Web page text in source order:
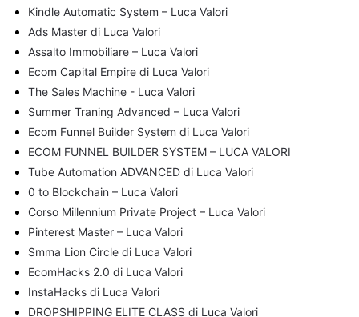
Kindle Automatic System – Luca Valori
Ads Master di Luca Valori
Assalto Immobiliare – Luca Valori
Ecom Capital Empire di Luca Valori
The Sales Machine - Luca Valori
Summer Traning Advanced – Luca Valori
Ecom Funnel Builder System di Luca Valori
ECOM FUNNEL BUILDER SYSTEM – LUCA VALORI
Tube Automation ADVANCED di Luca Valori
0 to Blockchain – Luca Valori
Corso Millennium Private Project – Luca Valori
Pinterest Master – Luca Valori
Smma Lion Circle di Luca Valori
EcomHacks 2.0 di Luca Valori
InstaHacks di Luca Valori
DROPSHIPPING ELITE CLASS di Luca Valori